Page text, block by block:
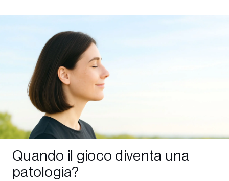
Quando il gioco diventa una
patologia?